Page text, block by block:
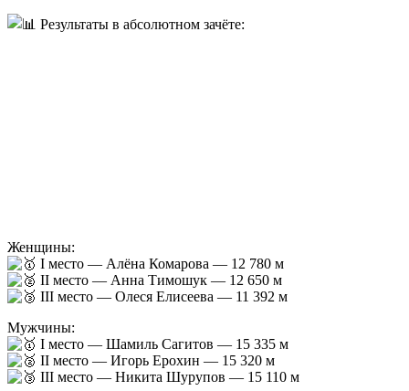
Результаты в абсолютном зачёте:
Женщины:
I место — Алёна Комарова — 12 780 м
II место — Анна Тимошук — 12 650 м
III место — Олеся Елисеева — 11 392 м
Мужчины:
I место — Шамиль Сагитов — 15 335 м
II место — Игорь Ерохин — 15 320 м
III место — Никита Шурупов — 15 110 м